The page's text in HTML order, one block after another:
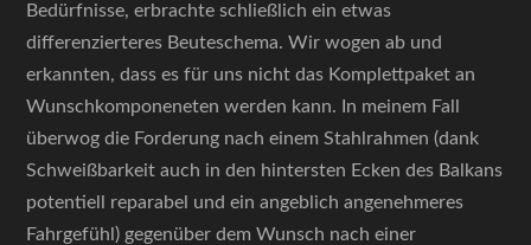
Bedürfnisse, erbrachte schließlich ein etwas
differenzierteres Beuteschema. Wir wogen ab und
erkannten, dass es für uns nicht das Komplettpaket an
Wunschkomponeneten werden kann. In meinem Fall
überwog die Forderung nach einem Stahlrahmen (dank
Schweißbarkeit auch in den hintersten Ecken des Balkans
potentiell reparabel und ein angeblich angenehmeres
Fahrgefühl) gegenüber dem Wunsch nach einer